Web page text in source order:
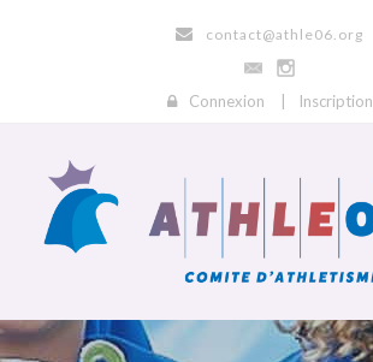
contact@athle06.org
Connexion Inscription